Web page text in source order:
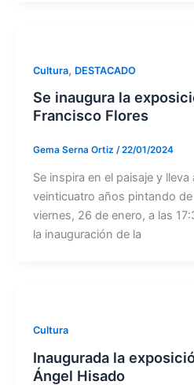
Cultura, DESTACADO
Se inaugura la
Francisco Flores
Gema Serna Ortiz /22/01/2024
Se inspira en el paisaje y
veinticuatro años pintando
viernes, 26 de enero, a las
la inauguración de la
Cultura
Inaugurada la
Ángel Hisado